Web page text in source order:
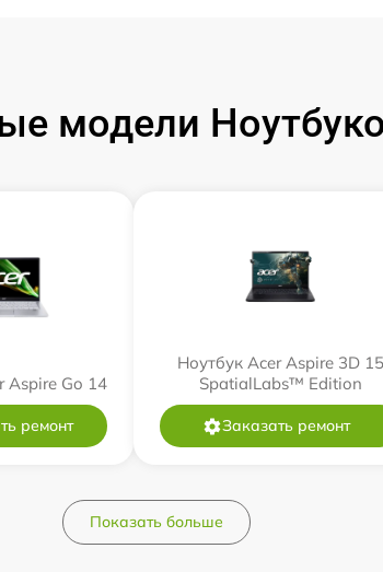
модели
Aspire Go 14
ремонт
Ноутбук Acer Aspire 3D 15
SpatialLabs™ Edition
Заказать ремонт
Показать больше